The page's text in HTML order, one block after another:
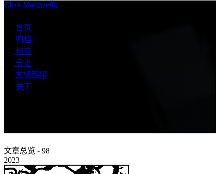
Clerk.Max(well);
首页
归档
标签
分类
友情链接
关于
文章总览 - 98
2023